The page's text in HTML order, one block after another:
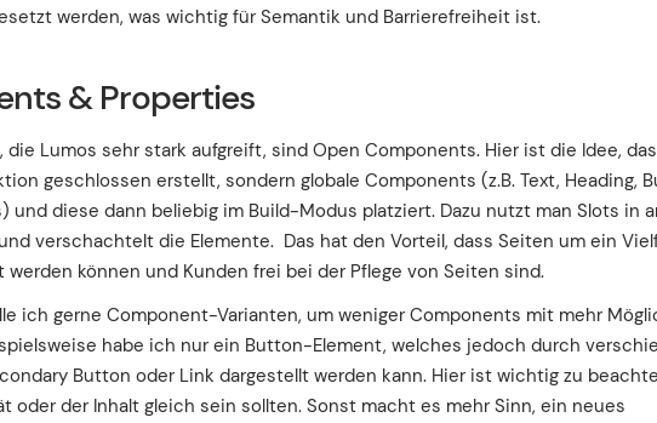
werden, was wichtig für Semantik und Barrierefreiheit ist.
& Properties
die Lumos sehr stark aufgreift, sind Open Components. Hier ist die Idee,
geschlossen erstellt, sondern globale Components (z.B. Text, Heading,
und diese dann beliebig im Build-Modus platziert. Dazu nutzt man Slots in
verschachtelt die Elemente. Das hat den Vorteil, dass Seiten um ein
können und Kunden frei bei der Pflege von Seiten sind.
ich gerne Component-Varianten, um weniger Components mit mehr
habe ich nur ein Button-Element, welches jedoch durch
Button oder Link dargestellt werden kann. Hier ist wichtig zu
oder der Inhalt gleich sein sollten. Sonst macht es mehr Sinn, ein neues